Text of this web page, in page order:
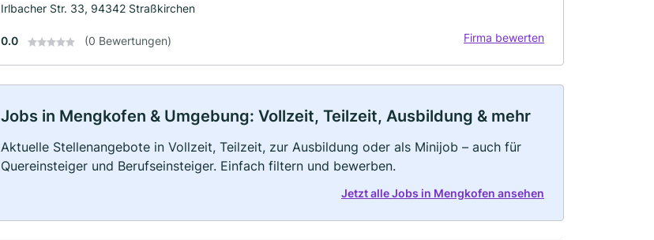
Irlbacher Str. 33, 94342 Straßkirchen
0.0 (0 Bewertungen) Firma bewerten
Jobs in Mengkofen & Umgebung: Vollzeit, Teilzeit, Ausbildung & mehr
Aktuelle Stellenangebote in Vollzeit, Teilzeit, zur Ausbildung oder als Minijob – auch für
Quereinsteiger und Berufseinsteiger. Einfach filtern und bewerben.
Jetzt alle Jobs in Mengkofen ansehen